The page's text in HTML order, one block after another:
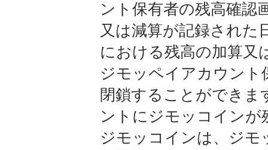
ント保有者の残高確認
又は減算が記録された
における残高の加算又
ジモッペイアカウン
閉鎖することができま
ントにジモッコインが
ジモッコインは、ジモ